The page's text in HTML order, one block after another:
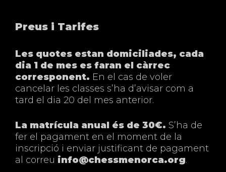
Preus i Tarifes
Les quotes estan domiciliades, cada
dia 1 de mes es faran el càrrec
corresponent. En el cas de voler
cancelar les classes s’ha d’avisar com a
tard el dia 20 del mes anterior.
La matrícula anual és de 30€. S’ha de
fer el pagament en el moment de la
inscripció i enviar justificant de pagament
al correu info@chessmenorca.org.